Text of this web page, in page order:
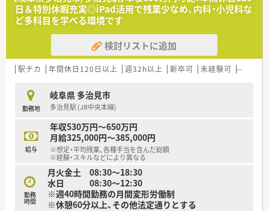
【求人情報について】
■年収は450万円から600万円を想定しており、これまでのご経
験やスキルを考慮した上で面接後に決定します。
■年間休日は118日の週休2日制となっており、入社から1ヶ月後
には有給休暇が5日間付与される充実の待遇です。
■借り上げ社宅制度など生活面をサポートする制度が充実して
【想定されるキャリアイメージ】
■入社後は眼科の専門性を高めながら経験を積み、将来的に薬局
長やマネージャーへのステップアップを目指せます。
■新規事業が開始される際には公募制度があり、自らの意欲次第
で多様なキャリアパスを描くことが可能な環境です。
■自己申告制度によって希望するキャリアイメージを提出でき、
自身の目標に沿った成長を実現できる環境です。
日＆特別休暇充実◎iPad活用で残業少なめ、内科・小児科な
ど多科目を学べる環境です
検討リストに追加
駅チカ 年間休日120日以上 週32h以上 新卒可 未経験可 ブラン
勤務地
岐阜県 多治見市
多治見駅 (JR中央本線)
給与
年収530万円～650万円
月給325,000円～385,000円
※想定・平均残業、各種手当を含んだ総額
※経験・スキルなどにより異なる
勤務
時間
月火金土 08:30～18:30
水日 08:30～12:30
※週40時間勤務の月間変形労働制
※休憩60分以上、その他法定通りとする